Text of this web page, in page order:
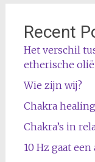
Recent
Het verschil
etherische
Wie zijn wij?
Chakra
Chakra’s in
10 Hz gaat